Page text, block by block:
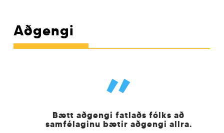
Aðgengi
”
Bætt aðgengi fatlaðs fólks að
samfélaginu bætir aðgengi allra.